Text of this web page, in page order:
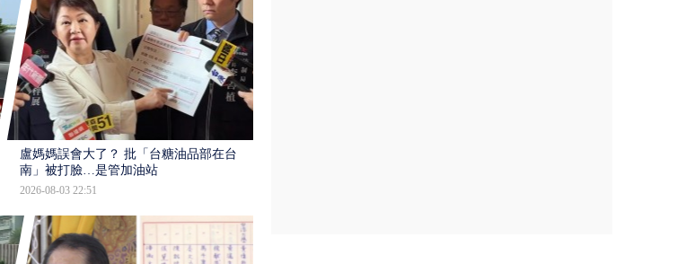
盧媽媽誤會大了？ 批「台糖油品部在台
南」被打臉…是管加油站
2026-08-03 22:51